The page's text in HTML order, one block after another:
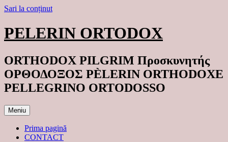
Sari la conținut
PELERIN ORTODOX
ORTHODOX PILGRIM Προσκυνητής
ΟΡΘΟΔΟΞΟΣ PÈLERIN ORTHODOXE
PELLEGRINO ORTODOSSO
Meniu
Prima pagină
CONTACT